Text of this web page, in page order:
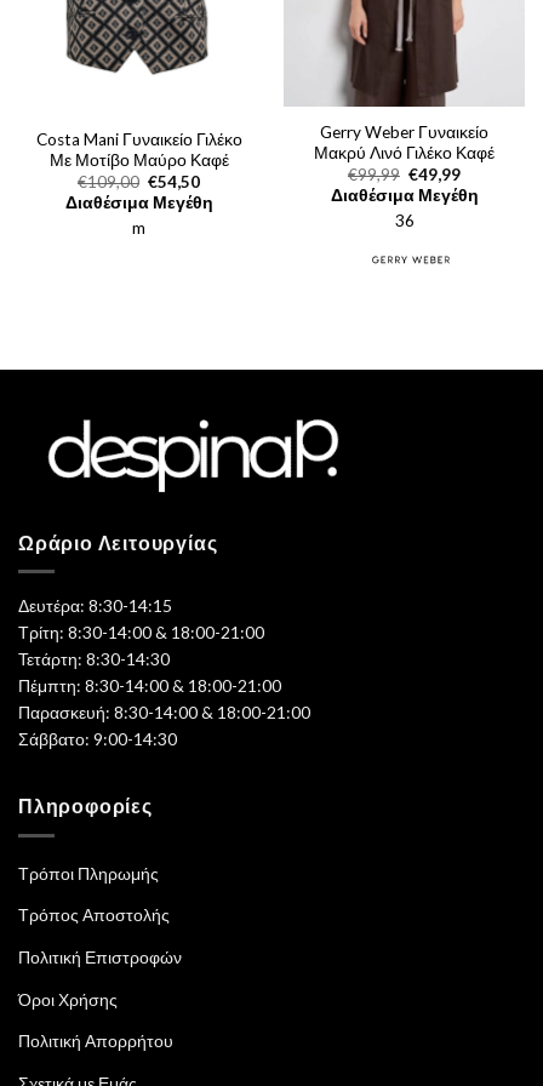
Costa Mani Γυναικείο Γιλέκο
Με Μοτίβο Μαύρο Καφέ
€109,00 Original
price
was:
€54,50Η
τρέχουσα
τιμή
Διαθέσιμα Μεγέθη
m
Gerry Weber Γυναικείο
Μακρύ Λινό Γιλέκο Καφέ
€99,99 Original
price
was:
€99,99.
€49,99Η
τρέχουσα
τιμή
Διαθέσιμα Μεγέθη
36
Ωράριο Λειτουργίας
Δευτέρα: 8:30-14:15
Τρίτη: 8:30-14:00 & 18:00-21:00
Τετάρτη: 8:30-14:30
Πέμπτη: 8:30-14:00 & 18:00-21:00
Παρασκευή: 8:30-14:00 & 18:00-21:00
Σάββατο: 9:00-14:30
Πληροφορίες
Τρόποι Πληρωμής
Τρόπος Αποστολής
Πολιτική Επιστροφών
Όροι Χρήσης
Πολιτική Απορρήτου